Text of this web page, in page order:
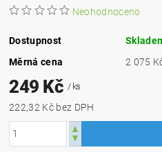
Neohodnoceno
Dostupnost
Měrná cena
2 075
249 Kč / ks
222,32 Kč bez DPH